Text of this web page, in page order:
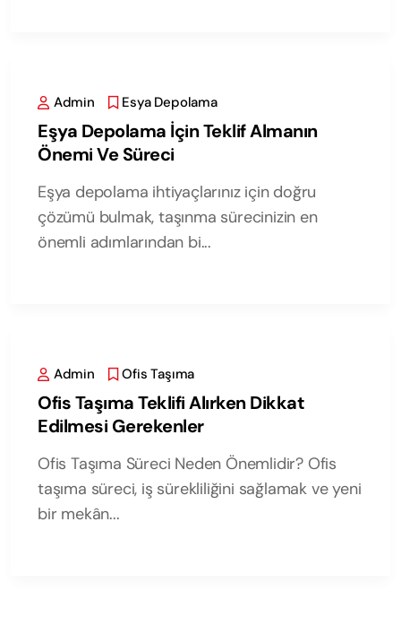
Admin Esya Depolama
Eşya Depolama İçin Teklif Almanın
Önemi Ve Süreci
Eşya depolama ihtiyaçlarınız için doğru
çözümü bulmak, taşınma sürecinizin en
önemli adımlarından bi...
Admin Ofis Taşıma
Ofis Taşıma Teklifi Alırken Dikkat
Edilmesi Gerekenler
Ofis Taşıma Süreci Neden Önemlidir? Ofis
taşıma süreci, iş sürekliliğini sağlamak ve yeni
bir mekân...